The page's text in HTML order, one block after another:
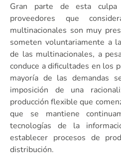
Gran parte de esta
proveedores que
multinacionales son muy
someten voluntariamente a
de las multinacionales, a
conduce a dificultades en los
mayoría de las demandas
imposición de una
producción flexible que
que se mantiene
tecnologías de la
establecer procesos de
distribución.